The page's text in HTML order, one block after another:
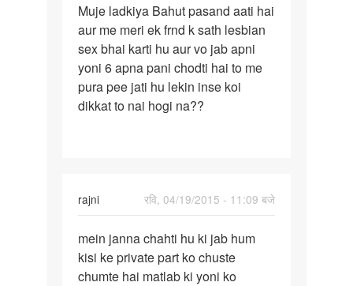
Muje
ladkiya
Bahut
pasand
Muje ladkiya Bahut pasand aati hai
aur me meri ek frnd k sath lesbian
sex bhai karti hu aur vo jab apni
yoni 6 apna pani chodti hai to me
pura pee jati hu lekin inse koi
dikkat to nai hogi na??
rajni
रवि, 04/19/2015 - 11:09 बजे
mein
janna
chahti
mein janna chahti hu ki jab hum
kisi ke private part ko chuste
chumte hai matlab ki yoni ko